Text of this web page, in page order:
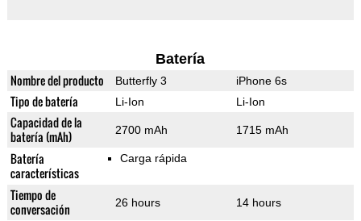
Batería
Nombre del producto Butterfly 3 iPhone 6s
Tipo de batería Li-Ion Li-Ion
Capacidad de la
batería (mAh)
2700 mAh 1715 mAh
Batería
características
Carga rápida
Tiempo de
conversación
26 hours 14 hours